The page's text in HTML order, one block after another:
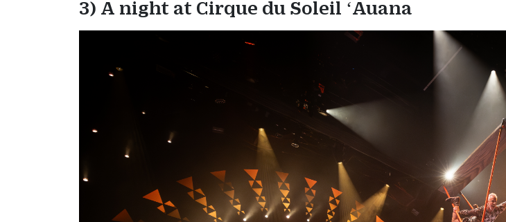
3) A night at Cirque du Soleil ʻAuana